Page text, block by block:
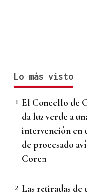
Lo más visto
El Concello de
da luz verde a
intervención en
de procesado
Coren
Las retiradas de